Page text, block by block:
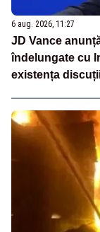
6 aug. 2026, 11:27
JD Vance
îndelungate cu
existența